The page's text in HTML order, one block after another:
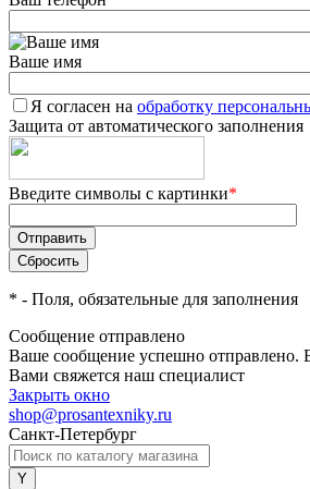
Ваше имя
Я согласен на обработку
Защита от автоматического заполнения
Введите символы с картинки*
* - Поля, обязательные для заполнения
Сообщение отправлено
Ваше сообщение успешно отправлено.
Вами свяжется наш специалист
Закрыть окно
shop@prosantexniky.ru
Санкт-Петербург